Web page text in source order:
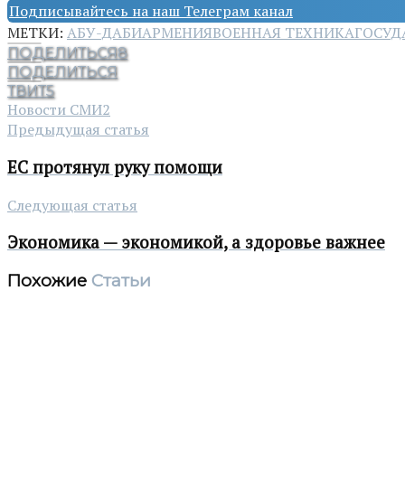
Подписывайтесь на наш Телеграм канал
МЕТКИ: АБУ-ДАБИАРМЕНИЯВОЕННАЯ ТЕХНИКА
ПОДЕЛИТЬСЯ8
ПОДЕЛИТЬСЯ
ТВИТ5
Новости СМИ2
Предыдущая статья
ЕС протянул руку помощи
Следующая статья
Экономика — экономикой, а здоровье важнее
Похожие Статьи